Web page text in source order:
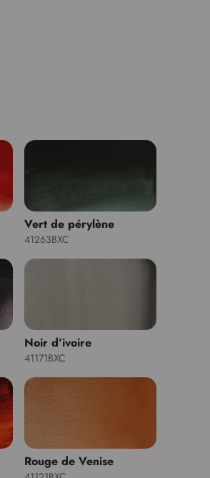
Vert de pérylène
41263BXC
Noir d’ivoire
41171BXC
Rouge de Venise